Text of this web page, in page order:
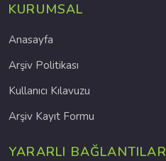
KURUMSAL
Anasayfa
Arşiv Politikası
Kullanıcı Kılavuzu
Arşiv Kayıt Formu
YARARLI BAĞLANTILAR